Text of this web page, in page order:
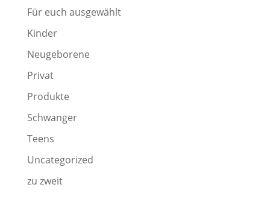
Für euch ausgewählt
Kinder
Neugeborene
Privat
Produkte
Schwanger
Teens
Uncategorized
zu zweit